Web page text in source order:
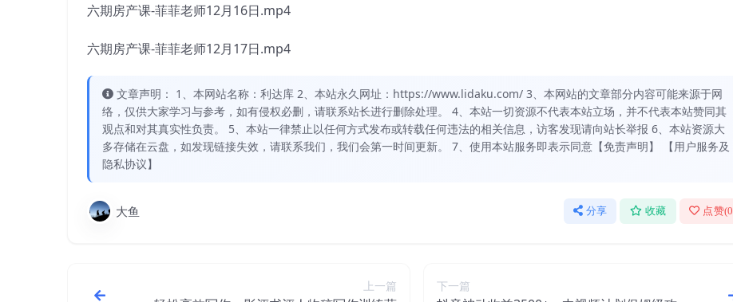
六期房产课-菲菲老师12月16日.mp4
六期房产课-菲菲老师12月17日.mp4
文章声明： 1、本网站名称：利达库 2、本站永久网址：https://www.lidaku.com/ 3、本网站的文章部分内容可能来源于网
络，仅供大家学习与参考，如有侵权必删，请联系站长进行删除处理。 4、本站一切资源不代表本站立场，并不代表本站赞同其
观点和对其真实性负责。 5、本站一律禁止以任何方式发布或转载任何违法的相关信息，访客发现请向站长举报 6、本站资源大
多存储在云盘，如发现链接失效，请联系我们，我们会第一时间更新。 7、使用本站服务即表示同意【免责声明】 【用户服务及
隐私协议】
大鱼 分享 收藏 点赞(0
上一篇 下一篇